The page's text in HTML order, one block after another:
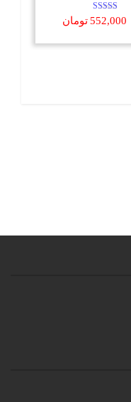
امتیاز
5.00
552,000تومان